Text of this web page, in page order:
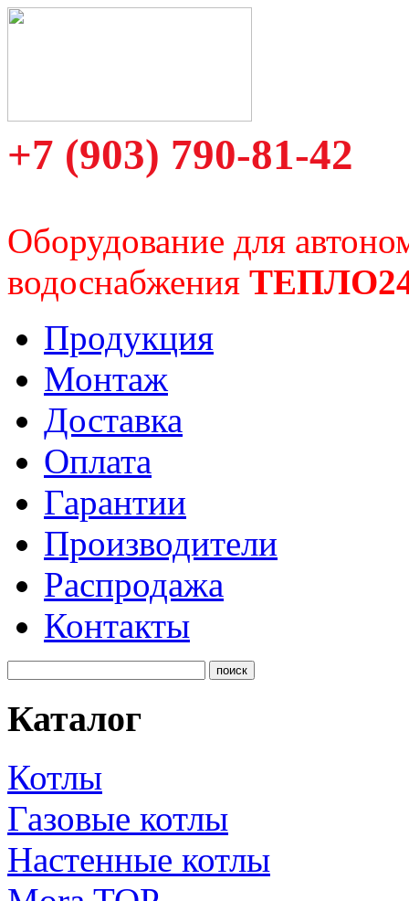
+7 (903) 790-81-42
Оборудование для
водоснабжения
Продукция
Монтаж
Доставка
Оплата
Гарантии
Производители
Распродажа
Контакты
Каталог
Котлы
Газовые котлы
Настенные котлы